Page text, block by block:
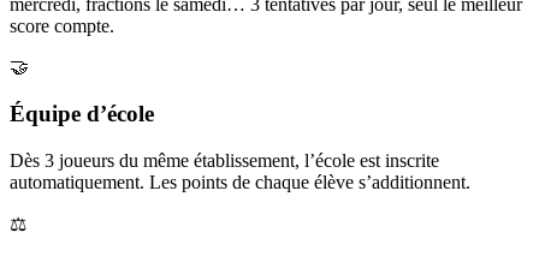
mercredi, fractions le samedi… 3 tentatives par jour, seul le meilleur
score compte.
🤝
Équipe d’école
Dès 3 joueurs du même établissement, l’école est inscrite
automatiquement. Les points de chaque élève s’additionnent.
⚖️